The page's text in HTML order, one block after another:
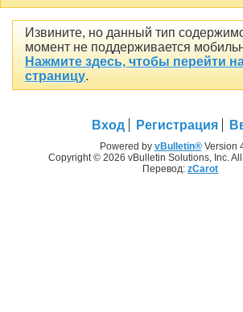
Извините, но данный тип
момент не поддерживается
Нажмите здесь, чтобы перейти
страницу.
Вход Регистрация
Powered by vBulletin®Version
Copyright © 2026 vBulletin Solutions, Inc. All
Перевод: zCarot